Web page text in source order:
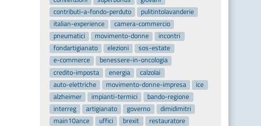
contributi-a-fondo-perduto
pulitintolavanderie
italian-experience
camera-commercio
pneumatici
movimento-donne
incontri
fondartigianato
elezioni
sos-estate
e-commerce
benessere-in-oncologia
credito-imposta
energia
calzolai
auto-elettriche
movimento-donne-impresa
ice
alzheimer
impianti-termici
bando-regione
interreg
artigianato governo
dimidimitri
main10ance
uffici brexit
restauratore